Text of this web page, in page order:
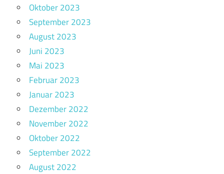
Oktober 2023
September 2023
August 2023
Juni 2023
Mai 2023
Februar 2023
Januar 2023
Dezember 2022
November 2022
Oktober 2022
September 2022
August 2022